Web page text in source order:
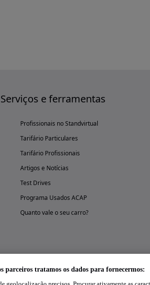
Serviços e ferramentas
Profissionais no Standvirtual
Tarifário Particulares
Tarifário Profissionais
Artigos e Notícias
Test Drives
Programa Usados ACAP
Quanto vale o seu carro?
parceiros tratamos os dados para fornecermos: